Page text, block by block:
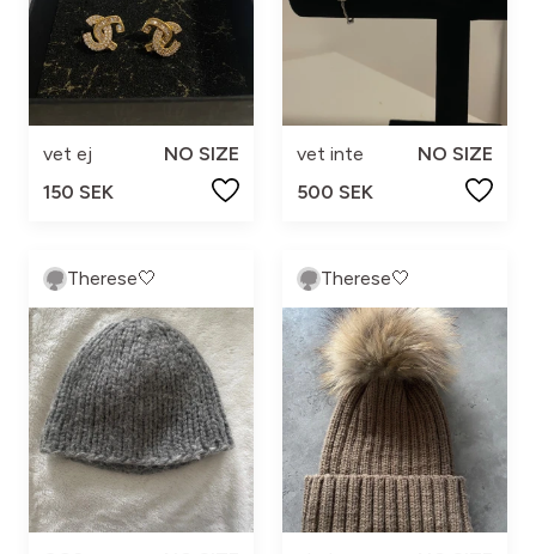
vet ej
NO SIZE
150 SEK
vet inte
NO SIZE
500 SEK
Therese🤍 Therese🤍